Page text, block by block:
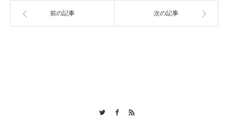
前の記事 次の記事